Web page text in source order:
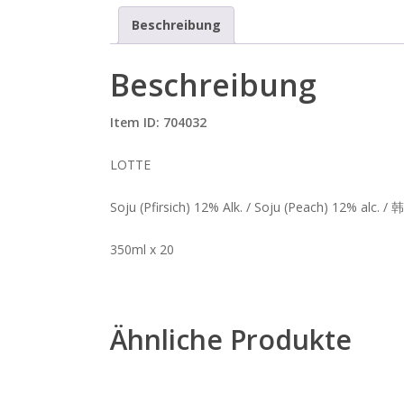
Beschreibung
Beschreibung
Item ID: 704032
LOTTE
Soju (Pfirsich) 12% Alk. / Soju (Peach) 12% alc. /
350ml x 20
Ähnliche Produkte